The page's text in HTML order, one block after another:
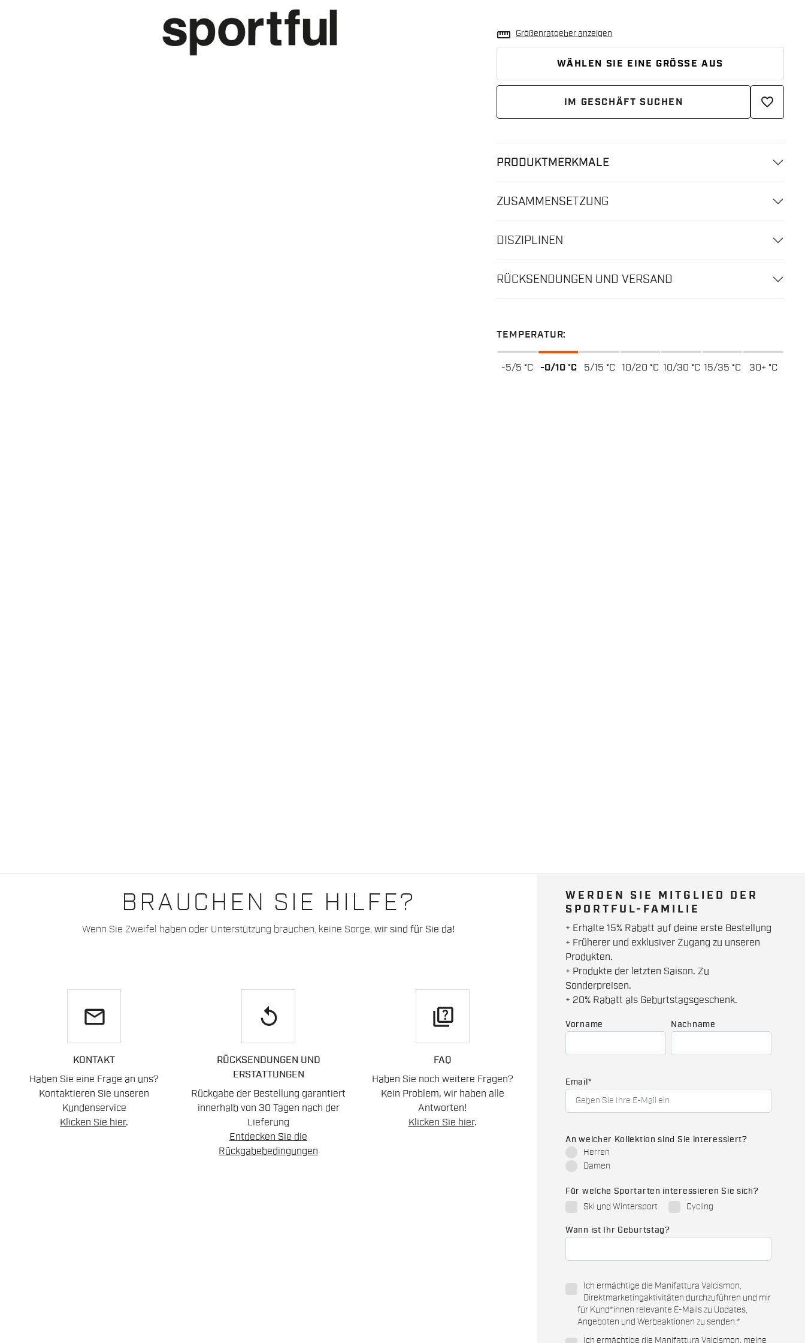
straighten Größenratgeber anzeigen
WÄHLEN SIE EINE GRÖSSE AUS
IM GESCHÄFT SUCHEN favorite_border
PRODUKTMERKMALE
ZUSAMMENSETZUNG
DISZIPLINEN
RÜCKSENDUNGEN UND VERSAND
TEMPERATUR:
-5/5 °C -0/10 °C 5/15 °C 10/20 °C 10/30 °C 15/35 °C 30+ °C
BRAUCHEN SIE HILFE?
Wenn Sie Zweifel haben oder Unterstützung brauchen, keine Sorge, wir sind für Sie da!
email
KONTAKT
Haben Sie eine Frage an uns?
Kontaktieren Sie unseren
Kundenservice
Klicken Sie hier.
replay
RÜCKSENDUNGEN UND
ERSTATTUNGEN
Rückgabe der Bestellung garantiert
innerhalb von 30 Tagen nach der
Lieferung
Entdecken Sie die
Rückgabebedingungen
quiz
FAQ
Haben Sie noch weitere Fragen?
Kein Problem, wir haben alle
Antworten!
Klicken Sie hier.
WERDEN SIE MITGLIED DER
SPORTFUL-FAMILIE
+ Erhalte 15% Rabatt auf deine erste Bestellung
+ Früherer und exklusiver Zugang zu unseren
Produkten.
+ Produkte der letzten Saison. Zu
Sonderpreisen.
+ 20% Rabatt als Geburtstagsgeschenk.
Vorname Nachname
Email *
An welcher Kollektion sind Sie interessiert?
Herren
Damen
Für welche Sportarten interessieren Sie sich?
Ski und Wintersport
Cycling
Wann ist Ihr Geburtstag?
Ich ermächtige die Manifattura Valcismon,
Direktmarketingaktivitäten durchzuführen und mir
für Kund*innen relevante E-Mails zu Updates,
Angeboten und Werbeaktionen zu senden.*
Ich ermächtige die Manifattura Valcismon, meine